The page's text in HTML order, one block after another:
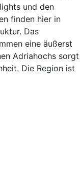
und den
finden hier in
Das
eine äußerst
Adriahochs sorgt
Die Region ist